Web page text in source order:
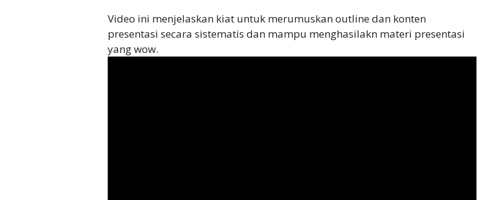
Video ini menjelaskan kiat untuk merumuskan outline dan konten
presentasi secara sistematis dan mampu menghasilakn materi presentasi
yang wow.